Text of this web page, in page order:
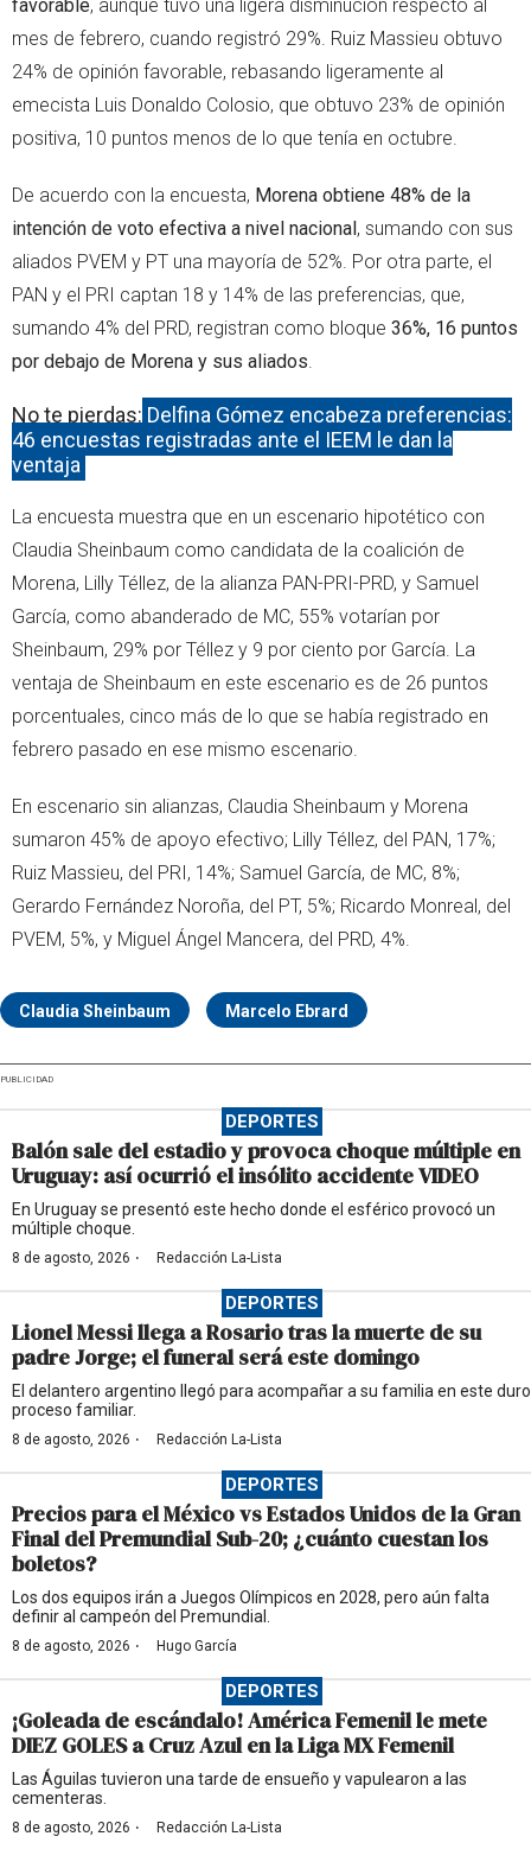
favorable, aunque tuvo una ligera disminución respecto al
mes de febrero, cuando registró 29%. Ruiz Massieu obtuvo
24% de opinión favorable, rebasando ligeramente al
emecista Luis Donaldo Colosio, que obtuvo 23% de opinión
positiva, 10 puntos menos de lo que tenía en octubre.
De acuerdo con la encuesta, Morena obtiene 48% de la
intención de voto efectiva a nivel nacional, sumando con sus
aliados PVEM y PT una mayoría de 52%. Por otra parte, el
PAN y el PRI captan 18 y 14% de las preferencias, que,
sumando 4% del PRD, registran como bloque 36%, 16 puntos
por debajo de Morena y sus aliados
No te pierdas: Delfina Gómez encabeza preferencias:
46 encuestas registradas ante el IEEM le dan la
ventaja
La encuesta muestra que en un escenario hipotético con
Claudia Sheinbaum como candidata de la coalición de
Morena, Lilly Téllez, de la alianza PAN-PRI-PRD, y Samuel
García, como abanderado de MC, 55% votarían por
Sheinbaum, 29% por Téllez y 9 por ciento por García. La
ventaja de Sheinbaum en este escenario es de 26 puntos
porcentuales, cinco más de lo que se había registrado en
febrero pasado en ese mismo escenario.
En escenario sin alianzas, Claudia Sheinbaum y Morena
sumaron 45% de apoyo efectivo; Lilly Téllez, del PAN, 17%;
Ruiz Massieu, del PRI, 14%; Samuel García, de MC, 8%;
Gerardo Fernández Noroña, del PT, 5%; Ricardo Monreal, del
PVEM, 5%, y Miguel Ángel Mancera, del PRD, 4%.
Claudia Sheinbaum Marcelo Ebrard
PUBLICIDAD
DEPORTES
Balón sale del estadio y provoca choque múltiple en
Uruguay: así ocurrió el insólito accidente VIDEO
En Uruguay se presentó este hecho donde el esférico provocó un
múltiple choque.
8 de agosto, 2026 · Redacción La-Lista
DEPORTES
Lionel Messi llega a Rosario tras la muerte de su
padre Jorge; el funeral será este domingo
El delantero argentino llegó para acompañar a su familia en este duro
proceso familiar.
8 de agosto, 2026 · Redacción La-Lista
DEPORTES
Precios para el México vs Estados Unidos de la Gran
Final del Premundial Sub-20; ¿cuánto cuestan los
boletos?
Los dos equipos irán a Juegos Olímpicos en 2028, pero aún falta
definir al campeón del Premundial.
8 de agosto, 2026 · Hugo García
DEPORTES
¡Goleada de escándalo! América Femenil le mete
DIEZ GOLES a Cruz Azul en la Liga MX Femenil
Las Águilas tuvieron una tarde de ensueño y vapulearon a las
cementeras.
8 de agosto, 2026 · Redacción La-Lista